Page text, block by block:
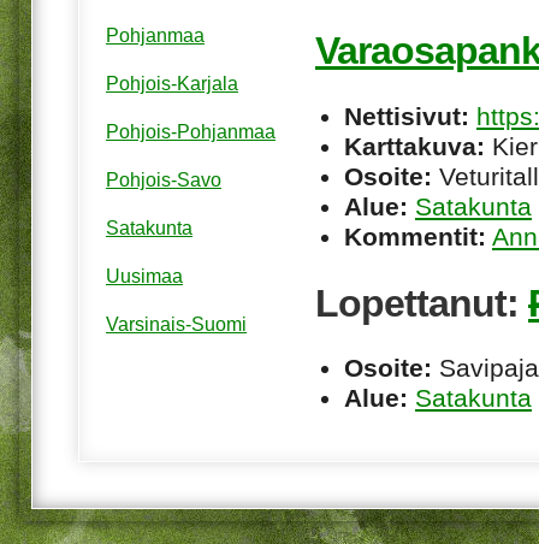
Nettisivut:
Karttakuva:
Osoite:
Alue: Satakunta
Kommentit:
Lopettanut:
Osoite:
Alue: Satakunta
Pohjanmaa
Pohjois-Karjala
Pohjois-Pohjanmaa
Pohjois-Savo
Satakunta
Uusimaa
Varsinais-Suomi